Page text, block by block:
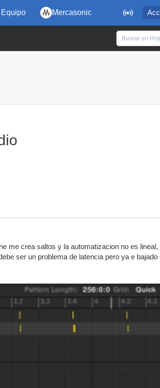

Equipo Mercasonic
me crea saltos y la automatizacion no es
ser un problema de latencia pero ya e bajado